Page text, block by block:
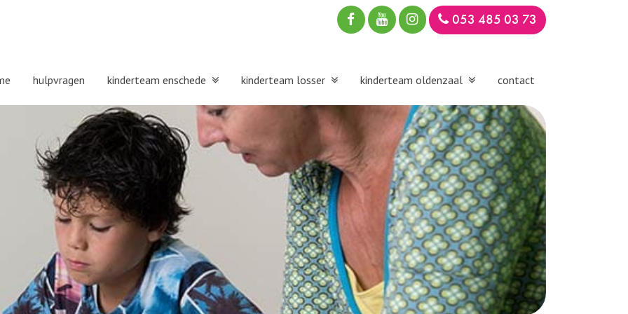
053 485 03 73
hulpvragen kinderteam enschede kinderteam losser kinderteam oldenzaal contact